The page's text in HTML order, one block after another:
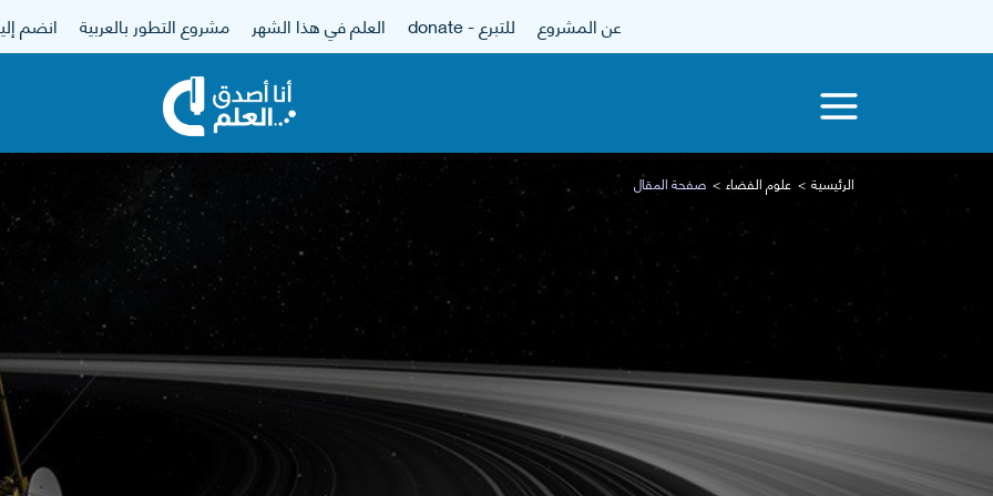
عن المشروع للتبرع - donate العلم في هذا الشهر مشروع التطور بالعربية انضم
الرئيسية علوم الفضاء صفحة المقال